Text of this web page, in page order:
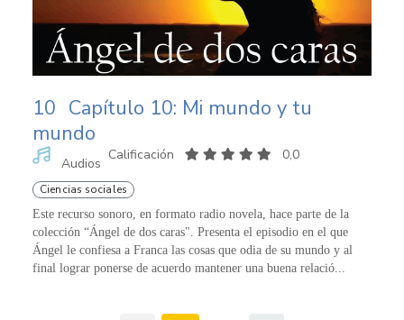
10 Capítulo 10: Mi mundo y tu
mundo
Audios
Calificación 0,0
Ciencias sociales
Este recurso sonoro, en formato radio novela, hace parte de la
colección “Ángel de dos caras". Presenta el episodio en el que
Ángel le confiesa a Franca las cosas que odia de su mundo y al
final lograr ponerse de acuerdo mantener una buena relació...